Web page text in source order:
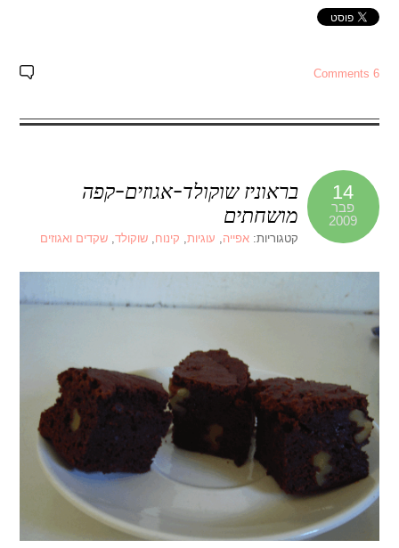
6 Comments
14
פבר
2009
בראוניז שוקולד-אגוזים-קפה
מושחתים
קטגוריות:אפייה, עוגיות, קינוח,שוקולד,שקדים ואגוזים